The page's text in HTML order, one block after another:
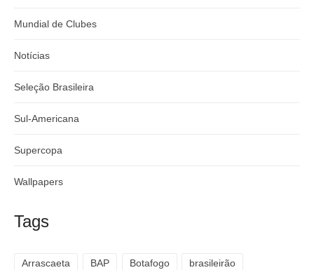
Mundial de Clubes
Notícias
Seleção Brasileira
Sul-Americana
Supercopa
Wallpapers
Tags
Arrascaeta BAP Botafogo brasileirão